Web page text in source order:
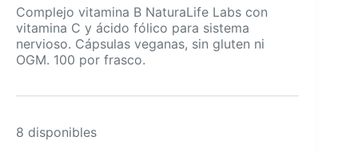
Complejo vitamina B NaturaLife Labs con
vitamina C y ácido fólico para sistema
nervioso. Cápsulas veganas, sin gluten ni
OGM. 100 por frasco.
8 disponibles